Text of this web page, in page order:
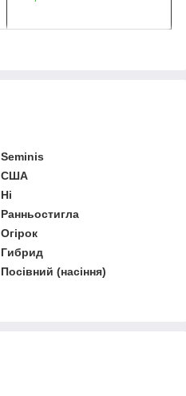
Seminis
США
Ні
Ранньостигла
Огірок
Гибрид
Посівний (насіння)